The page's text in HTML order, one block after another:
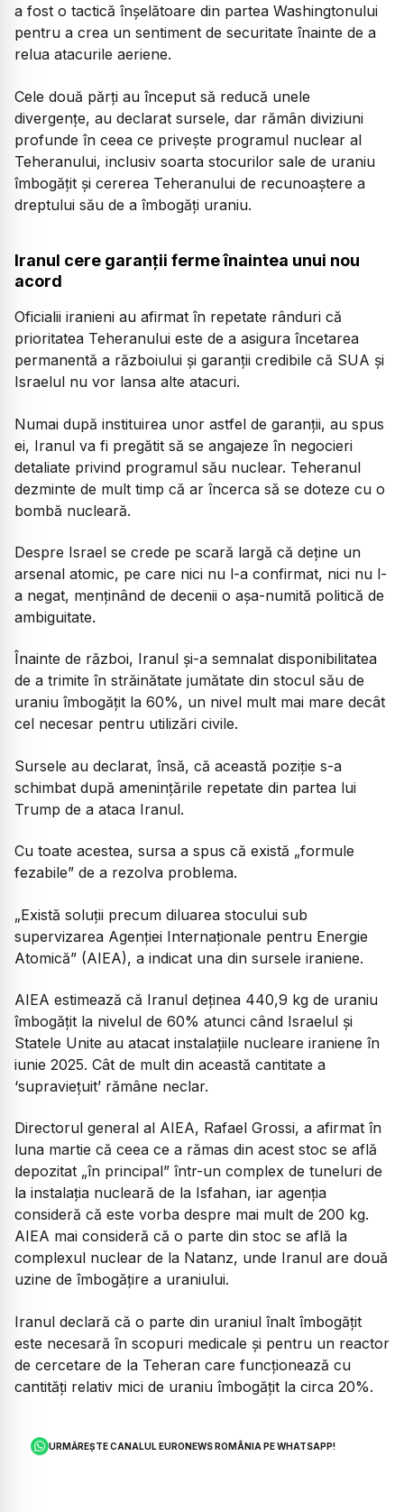
a fost o tactică înşelătoare din partea Washingtonului
pentru a crea un sentiment de securitate înainte de a
relua atacurile aeriene.
Cele două părţi au început să reducă unele
divergenţe, au declarat sursele, dar rămân diviziuni
profunde în ceea ce priveşte programul nuclear al
Teheranului, inclusiv soarta stocurilor sale de uraniu
îmbogăţit şi cererea Teheranului de recunoaştere a
dreptului său de a îmbogăţi uraniu.
Iranul cere garanții ferme înaintea unui nou
acord
Oficialii iranieni au afirmat în repetate rânduri că
prioritatea Teheranului este de a asigura încetarea
permanentă a războiului şi garanţii credibile că SUA şi
Israelul nu vor lansa alte atacuri.
Numai după instituirea unor astfel de garanţii, au spus
ei, Iranul va fi pregătit să se angajeze în negocieri
detaliate privind programul său nuclear. Teheranul
dezminte de mult timp că ar încerca să se doteze cu o
bombă nucleară.
Despre Israel se crede pe scară largă că deţine un
arsenal atomic, pe care nici nu l-a confirmat, nici nu l-
a negat, menţinând de decenii o aşa-numită politică de
ambiguitate.
Înainte de război, Iranul şi-a semnalat disponibilitatea
de a trimite în străinătate jumătate din stocul său de
uraniu îmbogăţit la 60%, un nivel mult mai mare decât
cel necesar pentru utilizări civile.
Sursele au declarat, însă, că această poziţie s-a
schimbat după ameninţările repetate din partea lui
Trump de a ataca Iranul.
Cu toate acestea, sursa a spus că există „formule
fezabile” de a rezolva problema.
„Există soluţii precum diluarea stocului sub
supervizarea Agenţiei Internaţionale pentru Energie
Atomică” (AIEA), a indicat una din sursele iraniene.
AIEA estimează că Iranul deţinea 440,9 kg de uraniu
îmbogăţit la nivelul de 60% atunci când Israelul şi
Statele Unite au atacat instalaţiile nucleare iraniene în
iunie 2025. Cât de mult din această cantitate a
‘supravieţuit’ rămâne neclar.
Directorul general al AIEA, Rafael Grossi, a afirmat în
luna martie că ceea ce a rămas din acest stoc se află
depozitat „în principal” într-un complex de tuneluri de
la instalaţia nucleară de la Isfahan, iar agenţia
consideră că este vorba despre mai mult de 200 kg.
AIEA mai consideră că o parte din stoc se află la
complexul nuclear de la Natanz, unde Iranul are două
uzine de îmbogăţire a uraniului.
Iranul declară că o parte din uraniul înalt îmbogăţit
este necesară în scopuri medicale şi pentru un reactor
de cercetare de la Teheran care funcţionează cu
cantităţi relativ mici de uraniu îmbogăţit la circa 20%.
URMĂREȘTE CANALUL EURONEWS ROMÂNIA PE WHATSAPP!